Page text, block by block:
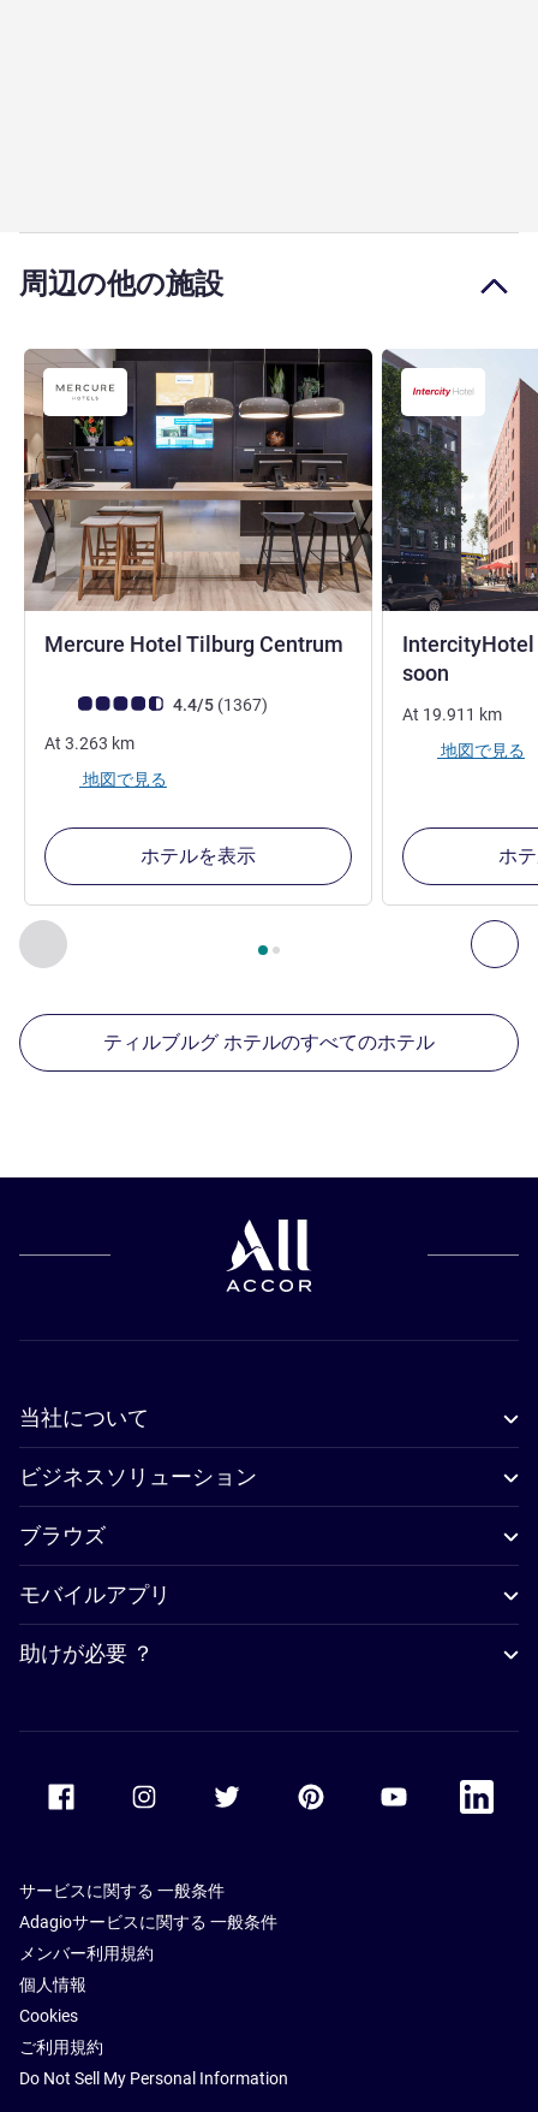
周辺の他の施設
前に戻る - 周辺の他の施設 次
2ページ中 , 周辺の他の施設 1 :, 周辺の他の施設 2
Mercure Hotel Tilburg Centrum
お客さまの声 (確認済みレビュー アコーホテルズ)
4.4/5 (1367件のレビュー
)
At 3.263 km
地図で見る
ホテルを表示
IntercityHotel
soon
At 19.911 km
地図で見る
ホ
ティルブルグ ホテルのすべてのホテル
当社について
ビジネスソリューション
ブラウズ
モバイルアプリ
助けが必要 ？
Accor Youtube
Accor
サービスに関する 一般条件
Adagioサービスに関する 一般条件
メンバー利用規約
個人情報
Cookies
ご利用規約
Do Not Sell My Personal Information